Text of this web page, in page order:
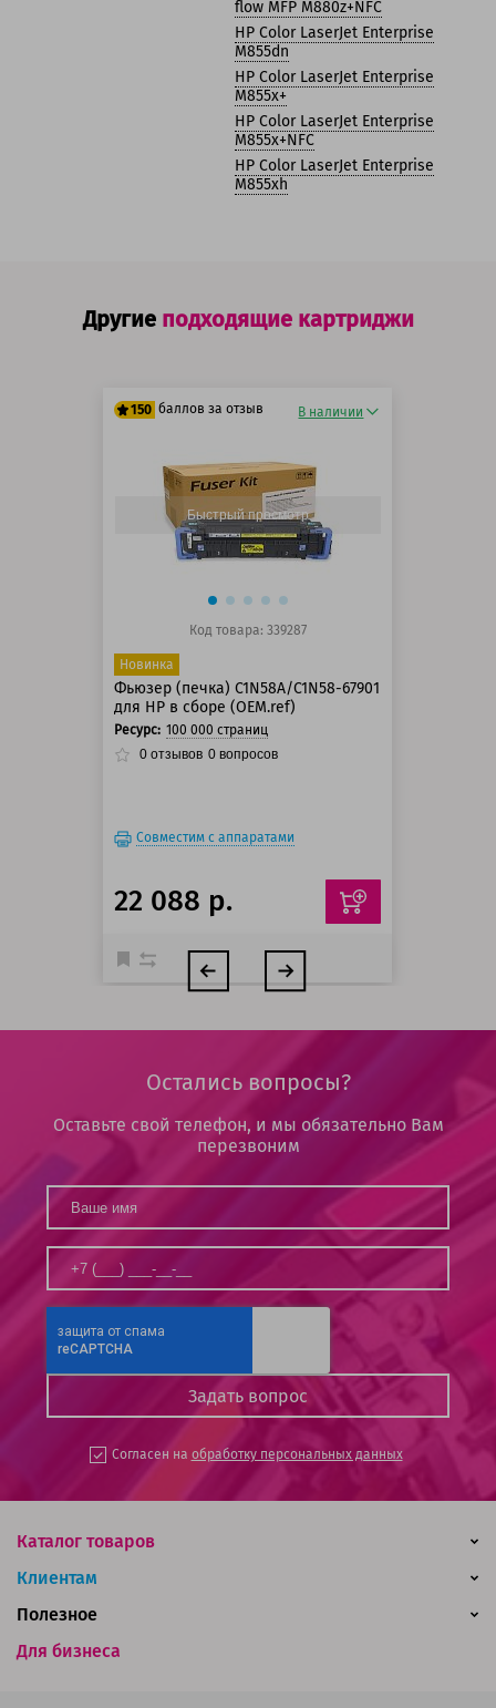
flow MFP M880z+NFC
HP Color LaserJet Enterprise
M855dn
HP Color LaserJet Enterprise
M855x+
HP Color LaserJet Enterprise
M855x+NFC
HP Color LaserJet Enterprise
M855xh
Другие подходящие картриджи
150 баллов за отзыв
125 баллов
150 баллов
В наличии
Быстрый просмотр
Код товара: 339287
Новинка
Фьюзер (печка) C1N58A/C1N58-67901
для HP в сборе (OEM.ref)
Ресурс: 100 000 страниц
0 отзывов 0 вопросов
Совместим с аппаратами
22 088 р.
Остались вопросы?
Оставьте свой телефон, и мы обязательно Вам
перезвоним
Согласен на обработку персональных данных
Каталог товаров
Клиентам
Для бизнеса
Полезное